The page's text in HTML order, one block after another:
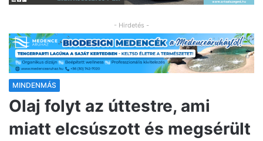
- Hirdetés -
MINDENMÁS
Olaj folyt az úttestre, ami
miatt elcsúszott és megsérült